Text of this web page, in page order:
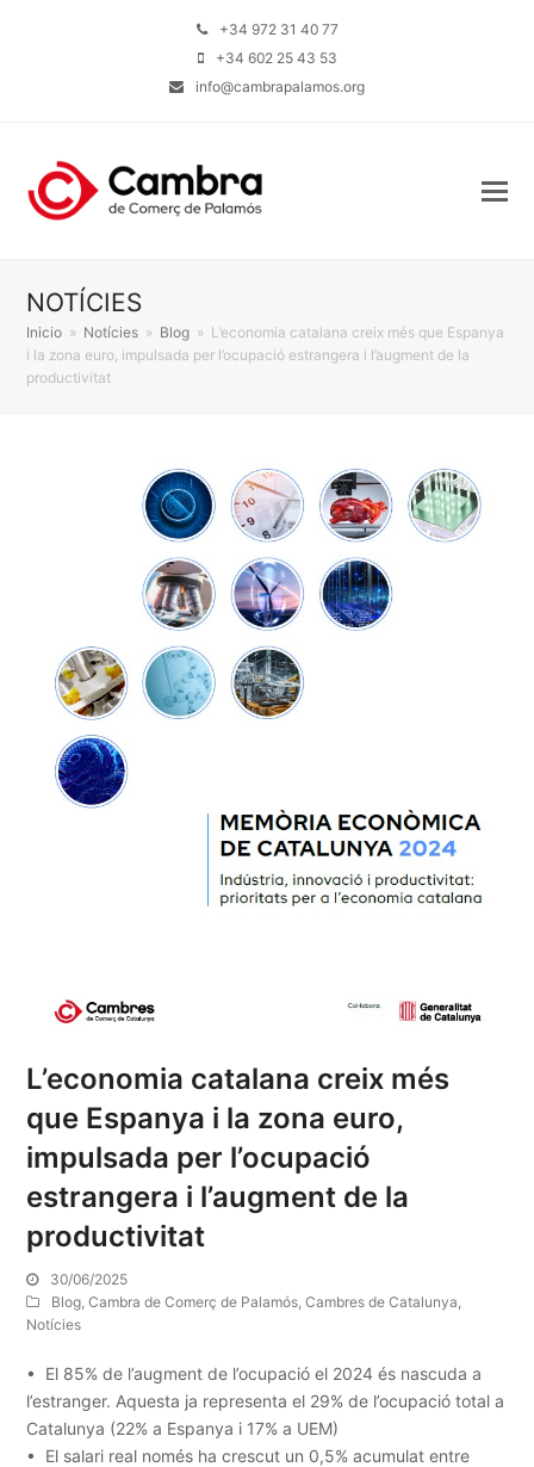
+34 972 31 40 77
+34 602 25 43 53
info@cambrapalamos.org
NOTÍCIES
Inicio » Notícies » Blog » L’economia catalana creix més que Espanya
i la zona euro, impulsada per l’ocupació estrangera i l’augment de la
productivitat
L’economia catalana creix més
que Espanya i la zona euro,
impulsada per l’ocupació
estrangera i l’augment de la
productivitat
30/06/2025
Blog ,Cambra de Comerç de Palamós ,Cambres de Catalunya
Notícies
• El 85% de l’augment de l’ocupació el 2024 és nascuda a
l’estranger. Aquesta ja representa el 29% de l’ocupació total a
Catalunya (22% a Espanya i 17% a UEM)
• El salari real només ha crescut un 0,5% acumulat entre